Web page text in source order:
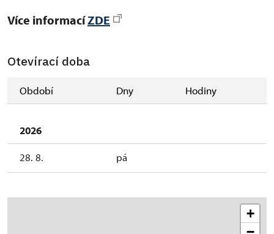
Více informacíZDE
Otevírací doba
Období Dny Hodiny
2026
28. 8. pá
+